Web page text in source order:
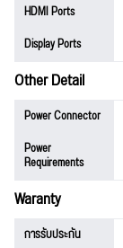
HDMI Ports
Display Ports
Other Detail
Power Connector
Power
Requirements
Waranty
การรับประกัน